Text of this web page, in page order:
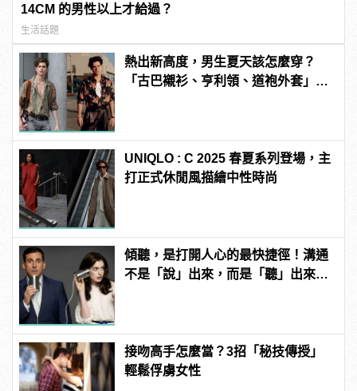
14CM 的男性以上才給過？
生活話題
熱出新高度，男生夏天該怎麼穿？
「古巴襯衫、亨利領、道袍外套」3
UNIQLO : C 2025 春夏系列登場，主
打正式休閒風描繪中性時尚
傾聽，是打開人心的最快捷徑！溝通
不是「說」出來，而是「聽」出來
接吻高手怎麼當？3招「秘技傳授」
輕鬆俘虜女性